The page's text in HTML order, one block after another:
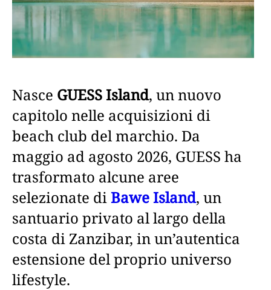
Nasce GUESS Island, un nuovo
capitolo nelle acquisizioni di
beach club del marchio. Da
maggio ad agosto 2026, GUESS ha
trasformato alcune aree
selezionate diBawe Island, un
santuario privato al largo della
costa di Zanzibar, in un’autentica
estensione del proprio universo
lifestyle.